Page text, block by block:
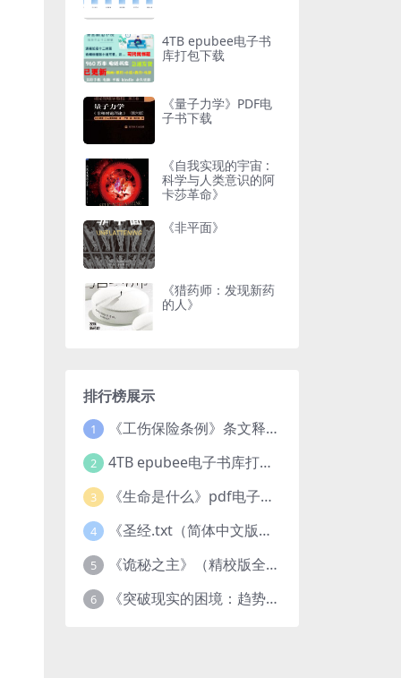
4TB epubee电子书
库打包下载
《量子力学》PDF电
子书下载
《自我实现的宇宙 :
科学与人类意识的阿
卡莎革命》
《非平面》
《猎药师：发现新药
的人》
排行榜展示
1 《工伤保险条例》条文释义及案例分析pdf下载
2 4TB epubee电子书库打包下载
3 《生命是什么》pdf电子书下载
4 《圣经.txt（简体中文版）》作者：基督教译者：中国基督教协会
5 《诡秘之主》（精校版全本）作者：爱潜水的乌贼txt
6 《突破现实的困境：趋势、禀赋与企业家的大战略》pdf图书下载